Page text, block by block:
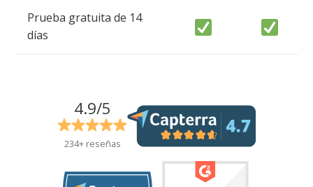
Prueba gratuita de 14
días
4.9/5
234+ reseñas